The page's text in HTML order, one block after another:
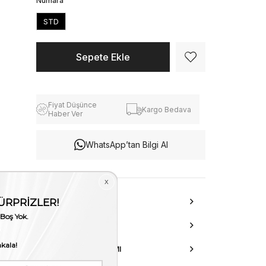
STD
Fiyat Düşünce
Haber Ver
Kargo Bedava
WhatsApp’tan Bilgi Al
ÜRÜN ÖZELLIKLERI
AKSESUAR ONARIMI